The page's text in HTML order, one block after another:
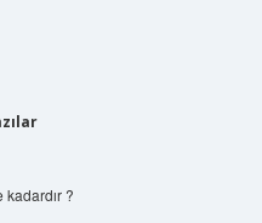
kadardır ?